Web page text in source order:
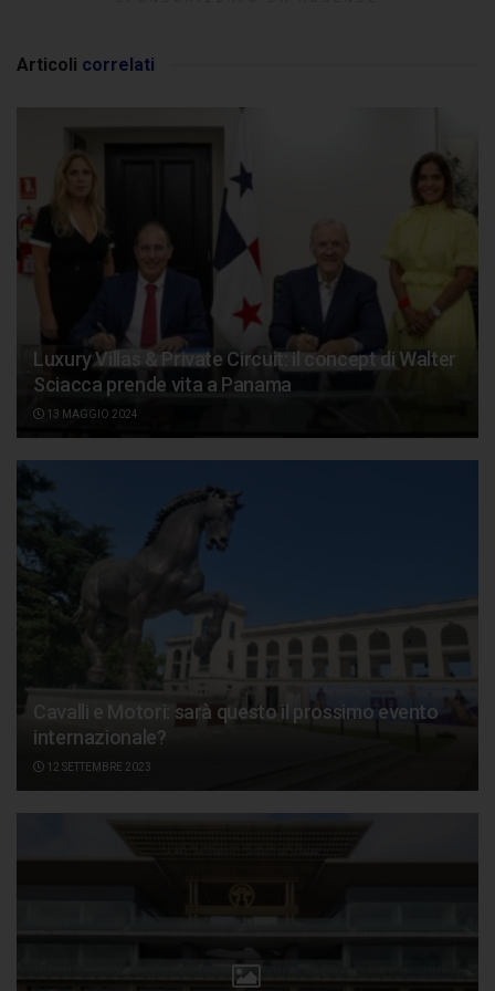
Articoli correlati
Luxury Villas & Private Circuit: il concept di Walter
Sciacca prende vita a Panama
13 MAGGIO 2024
Cavalli e Motori: sarà questo il prossimo evento
internazionale?
12 SETTEMBRE 2023